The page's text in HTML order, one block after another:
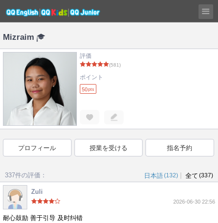
Mizraim
評価
(581)
ポイント
50pts
プロフィール 授業を受ける 指名予約
337件の評価： 日本語(132) 全て (337)
Zuli
2026-06-30 22:56
耐心鼓励 善于引导 及时纠错